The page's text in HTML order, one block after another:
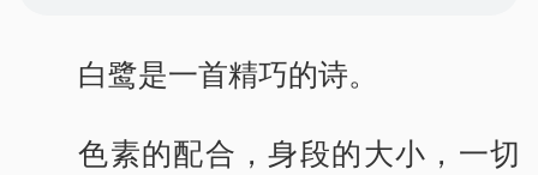
白鹭是一首精巧的诗。
色素的配合，身段的大小，一切